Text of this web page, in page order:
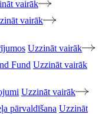
vairāk
vairāk
Uzzināt vairāk
Fund Uzzināt vairāk
Uzzināt vairāk
pārvaldīšana Uzzināt